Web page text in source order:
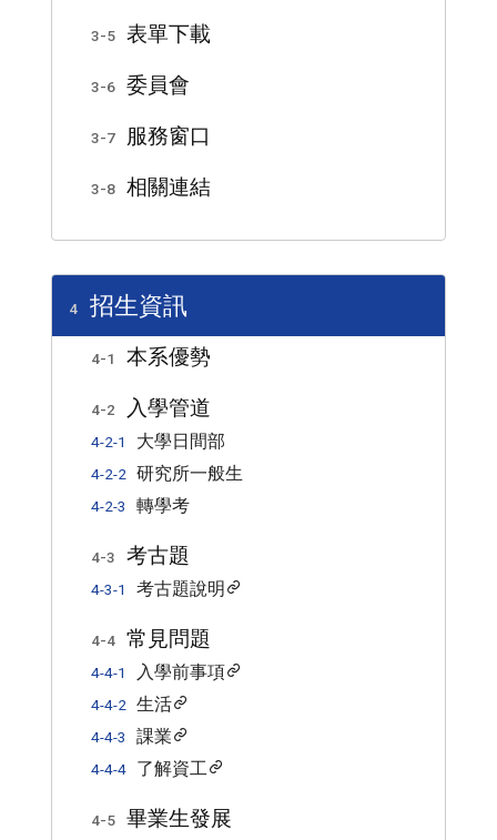
3-5 表單下載
3-6 委員會
3-7 服務窗口
3-8 相關連結
4 招生資訊
4-1 本系優勢
4-2 入學管道
4-2-1 大學日間部
4-2-2 研究所一般生
4-2-3 轉學考
4-3 考古題
4-3-1 考古題說明
4-4 常見問題
4-4-1 入學前事項
4-4-2 生活
4-4-3 課業
4-4-4 了解資工
4-5 畢業生發展